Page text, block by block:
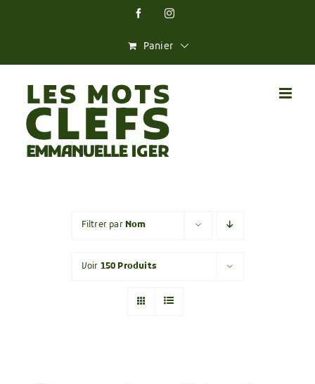
FacebookInstagram
Panier
Filtrer par Nom
Voir 150 Produits